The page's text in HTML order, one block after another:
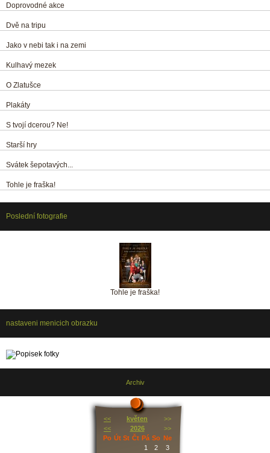
Doprovodné akce
Dvě na tripu
Jako v nebi tak i na zemi
Kulhavý mezek
O Zlatušce
Plakáty
S tvojí dcerou? Ne!
Starší hry
Svátek šepotavých...
Tohle je fraška!
Poslední fotografie
Tohle je fraška!
nastaveni menicich obrazku
Archiv
<< květen
>>
<<
2026
>>
Po Út St Čt Pá So Ne
1
2 3